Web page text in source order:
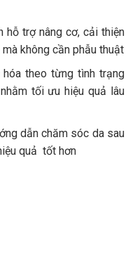
hỗ trợ nâng cơ, cải thiện
không cần phẫu thuật
theo từng tình trạng
tối ưu hiệu quả lâu
dẫn chăm sóc da sau
quả tốt hơn